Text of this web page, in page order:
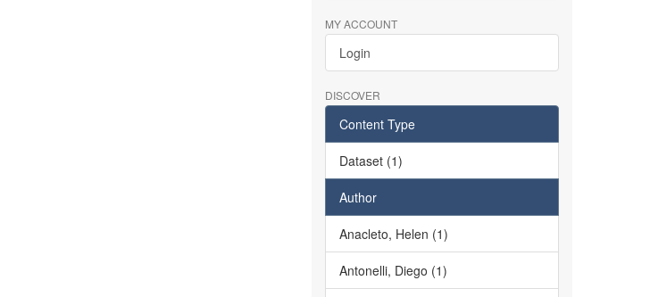
MY ACCOUNT
Login
DISCOVER
Content Type
Dataset (1)
Author
Anacleto, Helen (1)
Antonelli, Diego (1)